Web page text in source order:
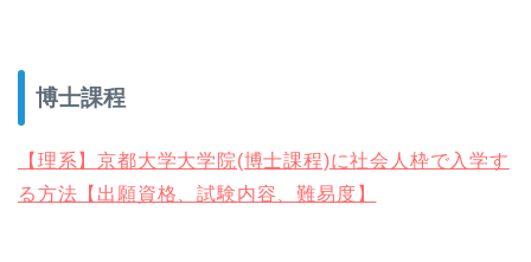
博士課程
【理系】京都大学大学院(博士課程)に社会人枠で入学す
る方法【出願資格、試験内容、難易度】